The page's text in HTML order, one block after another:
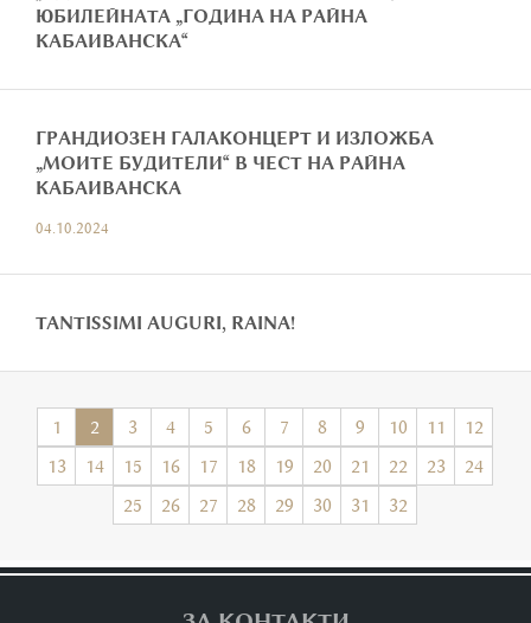
ЮБИЛЕЙНАТА „ГОДИНА НА РАЙНА
КАБАИВАНСКА“
ГРАНДИОЗЕН ГАЛАКОНЦЕРТ И ИЗЛОЖБА
„МОИТЕ БУДИТЕЛИ“ В ЧЕСТ НА РАЙНА
КАБАИВАНСКА
04.10.2024
TANTISSIMI AUGURI, RAINA!
1 2 3 4 5 6 7 8 9 10 11
12
13
14 15 16 17 18 19 20 21 22 23
24
25
26 27 28 29 30 31 32